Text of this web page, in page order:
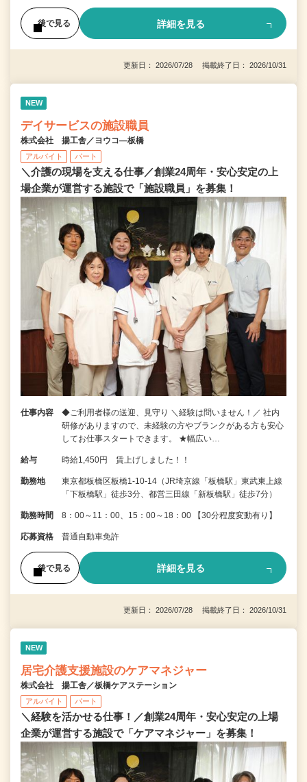
後で見る 詳細を見る
更新日： 2026/07/28 掲載終了日： 2026/10/31
NEW
デイサービスの施設職員
株式会社 揚工舎／ヨウコ―板橋
アルバイト パート
＼介護の現場を支える仕事／創業24周年・安心安定の上
場企業が運営する施設で「施設職員」を募集！
仕事内容
◆ご利用者様の送迎、見守り ＼経験は問いません！／ 社内
研修がありますので、未経験の方やブランクがある方も安心
してお仕事スタートできます。 ★幅広い…
給与 時給1,450円 賃上げしました！！
勤務地
東京都板橋区板橋1-10-14（JR埼京線「板橋駅」東武東上線
「下板橋駅」徒歩3分、都営三田線「新板橋駅」徒歩7分）
勤務時間 8：00～11：00、15：00～18：00 【30分程度変動有り】
応募資格 普通自動車免許
後で見る 詳細を見る
更新日： 2026/07/28 掲載終了日： 2026/10/31
NEW
居宅介護支援施設のケアマネジャー
株式会社 揚工舎／板橋ケアステーション
アルバイト パート
＼経験を活かせる仕事！／創業24周年・安心安定の上場
企業が運営する施設で「ケアマネジャー」を募集！